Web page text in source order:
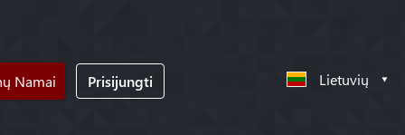
Namai Prisijungti Lietuvių